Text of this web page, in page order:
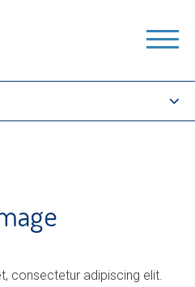
consectetur adipiscing elit.